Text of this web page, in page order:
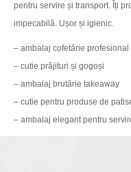
pentru servire și transport. Îți
impecabilă. Ușor și igienic.
– ambalaj cofetărie profesional
– cutie prăjituri și gogoși
– ambalaj brutărie takeaway
– cutie pentru produse de
– ambalaj elegant pentru